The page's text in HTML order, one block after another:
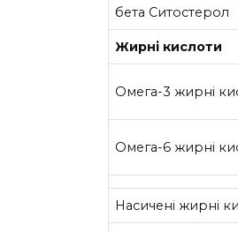
бета Ситостерол
Жирні кислоти
Омега-3 жирні
Омега-6 жирні
Насичені жирні